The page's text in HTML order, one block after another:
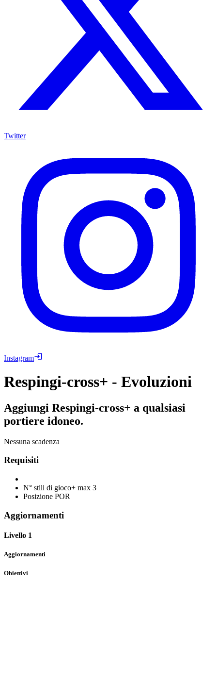
Twitter
Instagram
Respingi-cross+ - Evoluzioni
Aggiungi Respingi-cross+ a qualsiasi
portiere idoneo.
Nessuna scadenza
Requisiti
N° stili di gioco+ max 3
Posizione POR
Aggiornamenti
Livello 1
Aggiornamenti
Obiettivi